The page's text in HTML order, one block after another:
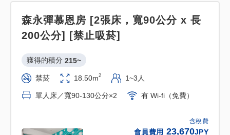
含稅費
會員費用 23,670JPY
森永彈慕恩房 [2張床，寬90公分 x 長
200公分] [禁止吸菸]
獲得的積分 215~
禁菸 18.50m2 1~3人
單人床／寬90-130公分×2 有 Wi-fi（免費）